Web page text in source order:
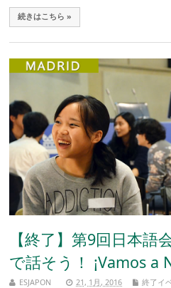
続きはこちら »
【終了】第9回日本語
で話そう！ ¡Vamos a
ESJAPON 21, 1月, 2016 終了イ